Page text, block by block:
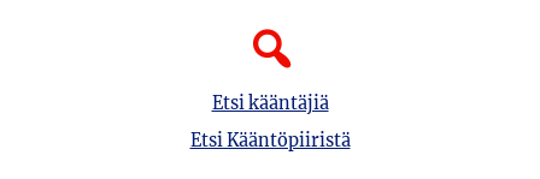
Etsi kääntäjiä
Etsi Kääntöpiiristä